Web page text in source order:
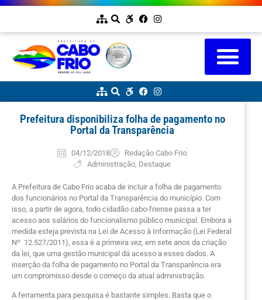
Prefeitura disponibiliza folha de pagamento no
Portal da Transparência
04/12/2018
Redação Cabo Frio
Administração Destaque
A Prefeitura de Cabo Frio acaba de incluir a folha de pagamento
dos funcionários no Portal da Transparência do município. Com
isso, a partir de agora, todo cidadão cabo-friense passa a ter
acesso aos salários do funcionalismo público municipal. Embora a
medida esteja prevista na Lei de Acesso à Informação (Lei Federal
Nº 12.527/2011), essa é a primeira vez, em sete anos da criação
da lei, que uma gestão municipal dá acesso a esses dados. A
inserção da folha de pagamento no Portal da Transparência era
um compromisso desde o começo da atual administração.
A ferramenta para pesquisa é bastante simples. Basta que o